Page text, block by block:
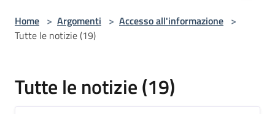
Home > Argomenti > Accesso all'informazione >
Tutte le notizie (19)
Tutte le notizie (19)